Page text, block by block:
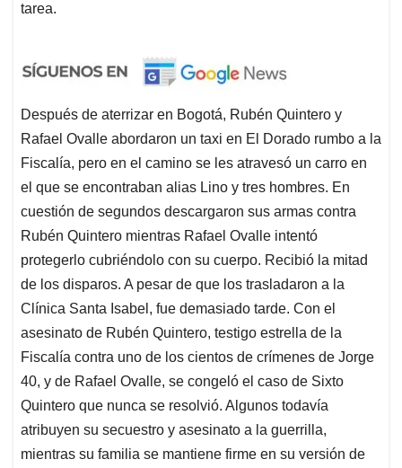
tarea.
Después de aterrizar en Bogotá, Rubén Quintero y
Rafael Ovalle abordaron un taxi en El Dorado rumbo a la
Fiscalía, pero en el camino se les atravesó un carro en
el que se encontraban alias Lino y tres hombres. En
cuestión de segundos descargaron sus armas contra
Rubén Quintero mientras Rafael Ovalle intentó
protegerlo cubriéndolo con su cuerpo. Recibió la mitad
de los disparos. A pesar de que los trasladaron a la
Clínica Santa Isabel, fue demasiado tarde. Con el
asesinato de Rubén Quintero, testigo estrella de la
Fiscalía contra uno de los cientos de crímenes de Jorge
40, y de Rafael Ovalle, se congeló el caso de Sixto
Quintero que nunca se resolvió. Algunos todavía
atribuyen su secuestro y asesinato a la guerrilla,
mientras su familia se mantiene firme en su versión de